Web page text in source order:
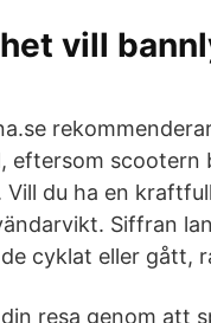
vill
eftersom scootern
Vill du ha en
Siffran
cyklat eller gått,
resa genom att